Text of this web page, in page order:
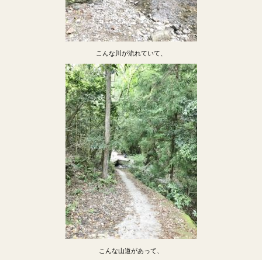
こんな川が流れていて、
こんな山道があって、